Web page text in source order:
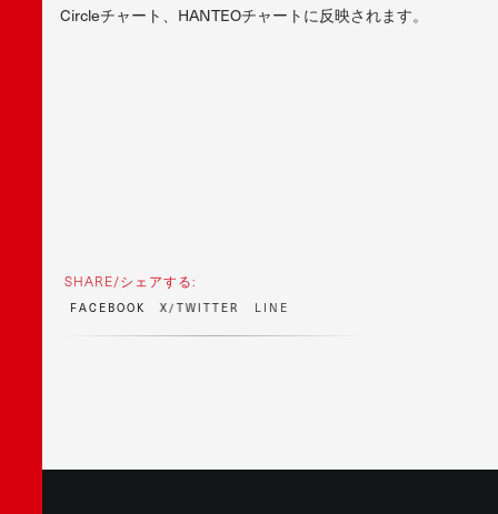
Circleチャート、HANTEOチャートに反映されます。
SHARE/シェアする:
FACEBOOK X/TWITTER IN E